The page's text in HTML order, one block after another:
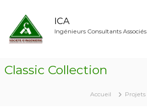
ICA
Ingénieurs Consultants Associés
Classic Collection
Accueil Projets